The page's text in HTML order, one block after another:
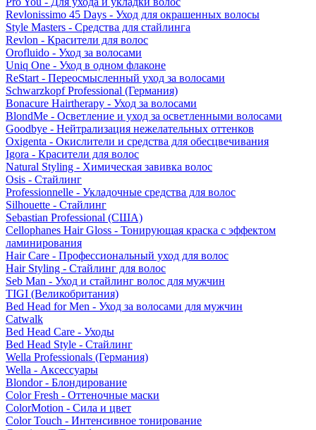
Revlonissimo 45 Days - Уход для окрашенных волосы
Style Masters - Средства для стайлинга
Revlon - Красители для волос
Orofluido - Уход за волосами
Uniq One - Уход в одном флаконе
ReStart - Переосмысленный уход за волосами
Schwarzkopf Professional (Германия)
Bonacure Hairtherapy - Уход за волосами
BlondMe - Осветление и уход за осветленными волосами
Goodbye - Нейтрализация нежелательных оттенков
Oxigenta - Окислители и средства для обесцвечивания
Igora - Красители для волос
Natural Styling - Химическая завивка волос
Osis - Стайлинг
Professionnelle - Укладочные средства для волос
Silhouette - Стайлинг
Sebastian Professional (США)
Cellophanes Hair Gloss - Тонирующая краска с эффектом
ламинирования
Hair Care - Профессиональный уход для волос
Hair Styling - Стайлинг для волос
Seb Man - Уход и стайлинг волос для мужчин
TIGI (Великобритания)
Bed Head for Men - Уход за волосами для мужчин
Catwalk
Bed Head Care - Уходы
Bed Head Style - Стайлинг
Wella Professionals (Германия)
Wella - Аксессуары
Blondor - Блондирование
Color Fresh - Оттеночные маски
ColorMotion - Сила и цвет
Color Touch - Интенсивное тонирование